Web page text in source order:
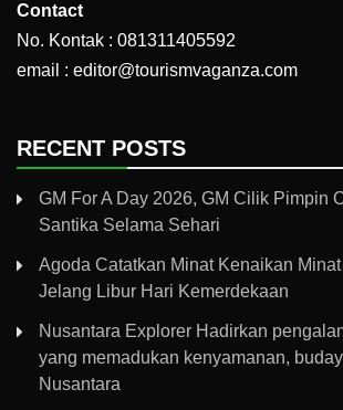
Contact
No. Kontak : 081311405592
email : editor@tourismvaganza.com
RECENT POSTS
GM For A Day 2026, GM Cilik Pimpin
Santika Selama Sehari
Agoda Catatkan Minat Kenaikan
Jelang Libur Hari Kemerdekaan
Nusantara Explorer Hadirkan
yang memadukan kenyamanan,
Nusantara